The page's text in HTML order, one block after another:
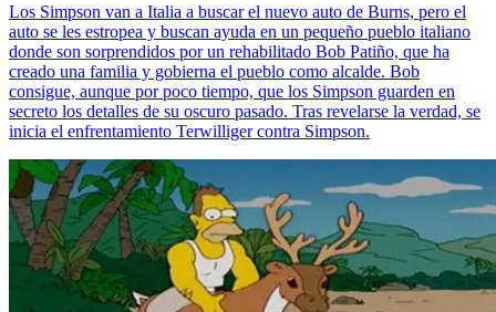
Los Simpson van a Italia a buscar el nuevo auto de Burns, pero el
auto se les estropea y buscan ayuda en un pequeño pueblo italiano
donde son sorprendidos por un rehabilitado Bob Patiño, que ha
creado una familia y gobierna el pueblo como alcalde. Bob
consigue, aunque por poco tiempo, que los Simpson guarden en
secreto los detalles de su oscuro pasado. Tras revelarse la verdad, se
inicia el enfrentamiento Terwilliger contra Simpson.